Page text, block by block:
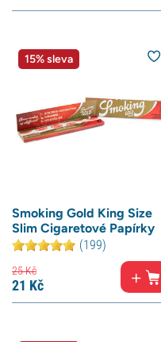
15% sleva
Smoking Gold King Size
Slim Cigaretové Papírky
(199)
25Kč
21 Kč